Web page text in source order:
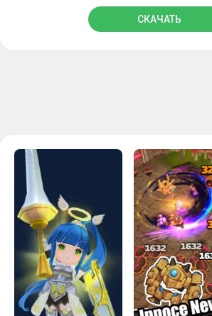
СКАЧАТЬ